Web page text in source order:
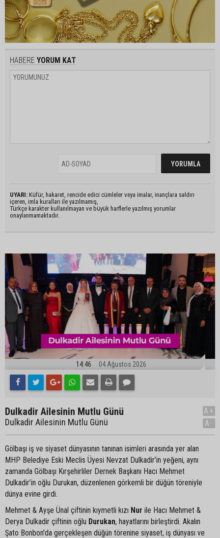
HABERE YORUM KAT
UYARI: Küfür, hakaret, rencide edici cümleler veya imalar, inançlara saldırı
içeren, imla kuralları ile yazılmamış,
Türkçe karakter kullanılmayan ve büyük harflerle yazılmış yorumlar
onaylanmamaktadır.
14:46 04 Ağustos 2026
Dulkadir Ailesinin Mutlu Günü
Dulkadir Ailesinin Mutlu Günü
A+
A-
Gölbaşı iş ve siyaset dünyasının tanınan isimleri arasında yer alan
MHP Belediye Eski Meclis Üyesi Nevzat Dulkadir’in yeğeni, aynı
zamanda Gölbaşı Kırşehirliler Dernek Başkanı Hacı Mehmet
Dulkadir’in oğlu Durukan, düzenlenen görkemli bir düğün töreniyle
dünya evine girdi.
Mehmet & Ayşe Ünal çiftinin kıymetli kızı Nur ile Hacı Mehmet &
Derya Dulkadir çiftinin oğlu Durukan, hayatlarını birleştirdi. Akalın
Şato Bonbon'da gerçekleşen düğün törenine siyaset, iş dünyası ve